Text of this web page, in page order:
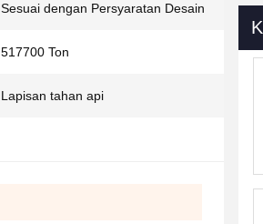
Sesuai dengan Persyaratan Desain
517700 Ton
Lapisan tahan api